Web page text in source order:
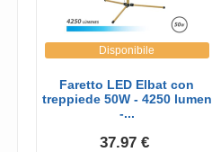
Disponibile
Faretto LED Elbat con
treppiede 50W - 4250 lumen
-...
37.97 €